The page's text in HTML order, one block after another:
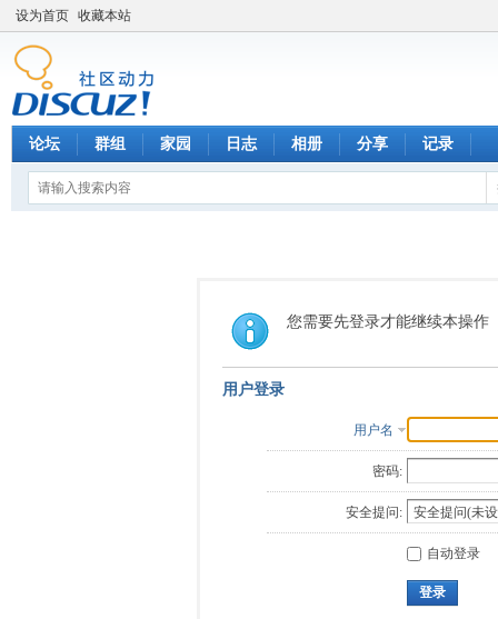
设为首页 收藏本站
论坛 群组 家园 日志 相册 分享 记录
您需要先登录才能继续本操作
用户登录
用户名
密码:
安全提问:
自动登录
登录